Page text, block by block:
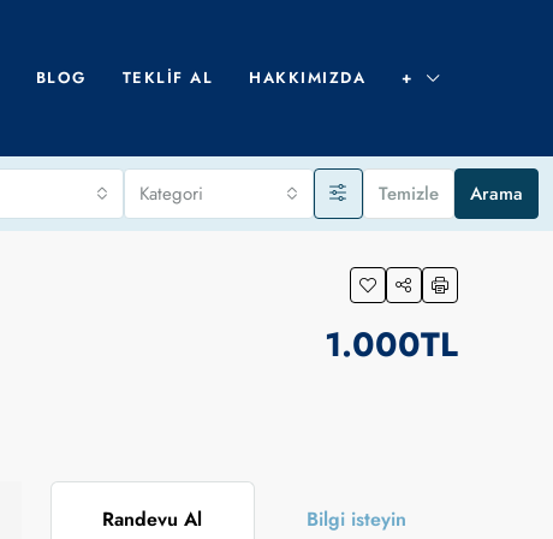
BLOG TEKLIF AL HAKKIMIZDA +
Kategori Temizle Arama
1.000TL
Randevu Al Bilgi isteyin